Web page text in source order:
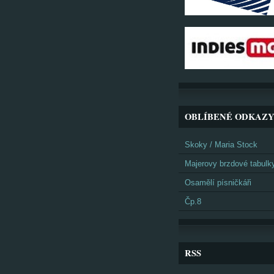
OBLÍBENÉ ODKAZY
Skoky / Maria Stock
Majerovy brzdové
Osamělí písničkáři
Čp.8
RSS